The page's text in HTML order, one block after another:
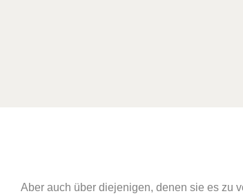
Aber auch über diejenigen, denen sie es zu